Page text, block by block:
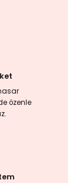
özenle